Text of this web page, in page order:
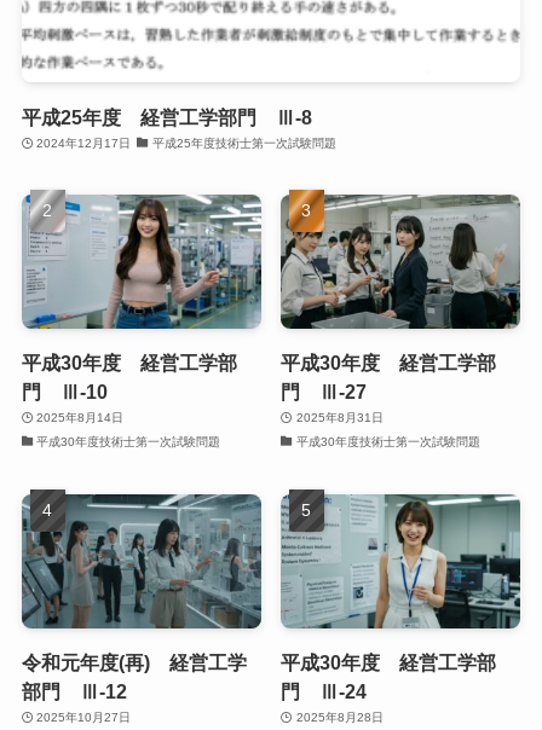
平成25年度 経営工学部門 Ⅲ-8
2024年12月17日 平成25年度技術士第一次試験問題
平成30年度 経営工学部
門 Ⅲ-10
2025年8月14日
平成30年度技術士第一次試験問題
平成30年度 経営工学部
門 Ⅲ-27
2025年8月31日
平成30年度技術士第一次試験問題
令和元年度(再) 経営工学
部門 Ⅲ-12
2025年10月27日
平成30年度 経営工学部
門 Ⅲ-24
2025年8月28日